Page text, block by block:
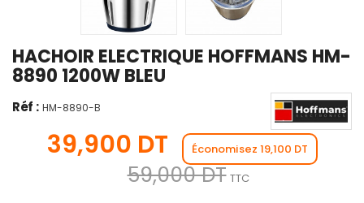
HACHOIR ELECTRIQUE HOFFMANS HM-
8890 1200W BLEU
Réf : HM-8890-B
39,900 DT Économisez 19,100 DT
59,000 DT TTC